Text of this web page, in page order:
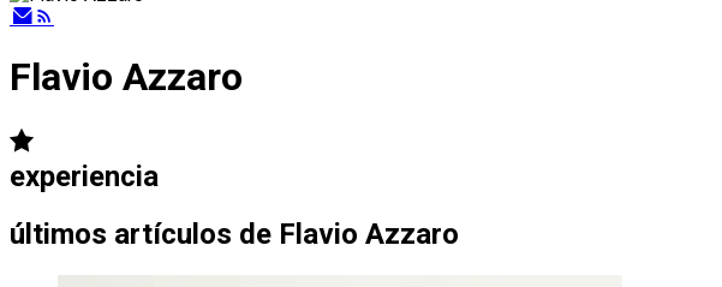
Flavio Azzaro
experiencia
últimos artículos de Flavio Azzaro